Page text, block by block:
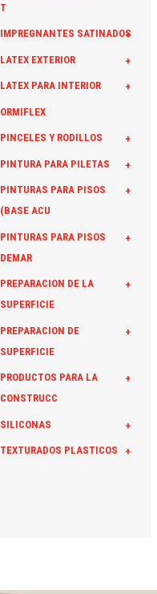
T
+
IMPREGNANTES SATINADOS
+
LATEX EXTERIOR
+
LATEX PARA INTERIOR
ORMIFLEX
+
PINCELES Y RODILLOS
+
PINTURA PARA PILETAS
+
PINTURAS PARA PISOS
(BASE ACU
+
PINTURAS PARA PISOS
DEMAR
+
PREPARACION DE LA
SUPERFICIE
+
PREPARACION DE
SUPERFICIE
+
PRODUCTOS PARA LA
CONSTRUCC
+
SILICONAS
+
TEXTURADOS PLASTICOS